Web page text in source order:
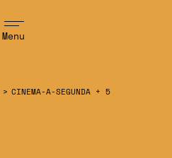
Menu
> CINEMA-A-SEGUNDA + 5